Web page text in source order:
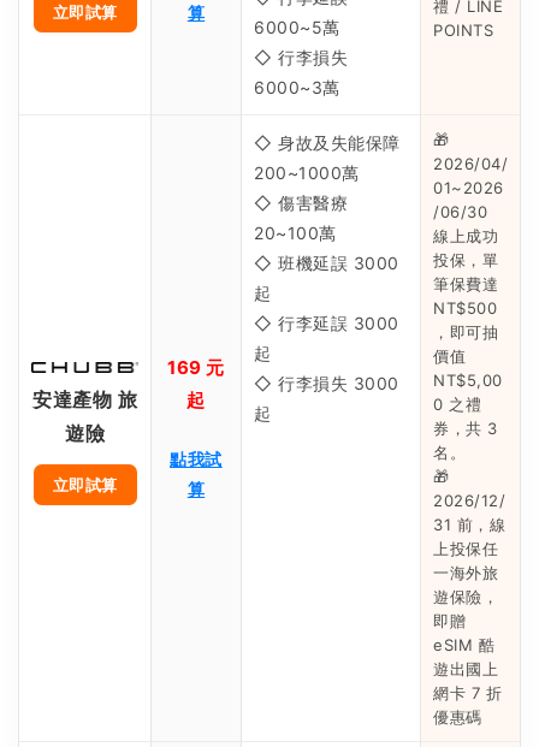
立即試算
算
6000~5萬
◇ 行李損失
6000~3萬
禮 / LINE
POINTS
安達產物 旅
遊險
立即試算
169 元
起
點我試
算
◇ 身故及失能保障
200~1000萬
◇ 傷害醫療
20~100萬
◇ 班機延誤 3000
起
◇ 行李延誤 3000
起
◇ 行李損失 3000
起
🎁
2026/04/
01~2026
/06/30
線上成功
投保，單
筆保費達
NT$500
，即可抽
價值
NT$5,00
0 之禮
券，共 3
名。
🎁
2026/12/
31 前，線
上投保任
一海外旅
遊保險，
即贈
eSIM 酷
遊出國上
網卡 7 折
優惠碼